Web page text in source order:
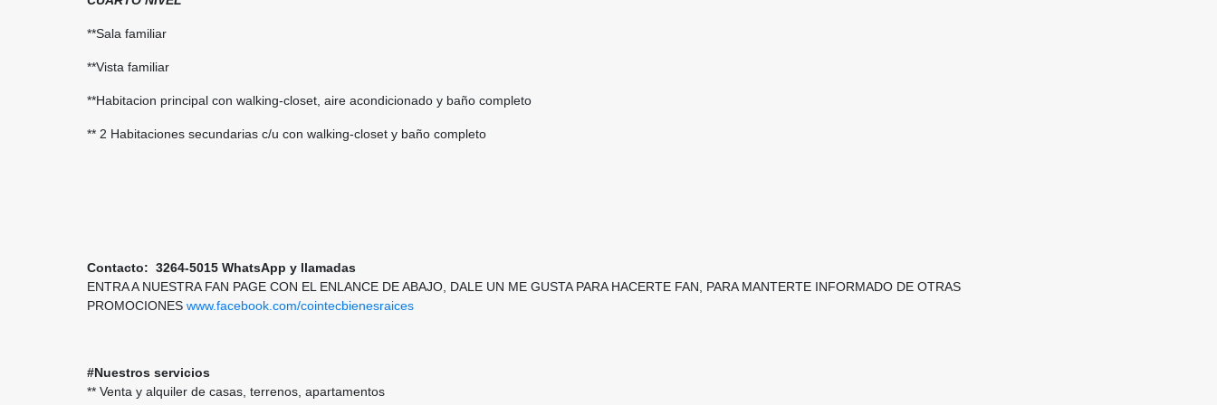
**Sala familiar
**Vista familiar
**Habitacion principal con walking-closet, aire acondicionado y baño completo
** 2 Habitaciones secundarias c/u con walking-closet y baño completo
Contacto: 3264-5015 WhatsApp y llamadas
ENTRA A NUESTRA FAN PAGE CON EL ENLANCE DE ABAJO, DALE UN ME GUSTA PARA HACERTE FAN, PARA MANTERTE INFORMADO DE OTRAS
PROMOCIONES www.facebook.com/cointecbienesraices
#Nuestros servicios
** Venta y alquiler de casas, terrenos, apartamentos